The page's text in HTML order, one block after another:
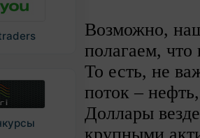
Возможно,
полагаем,
То есть, не
поток –
Доллары